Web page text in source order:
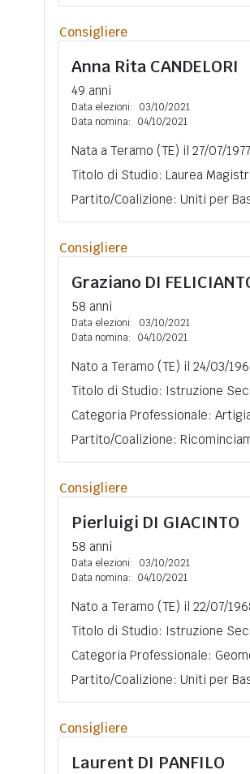
Consigliere
Anna Rita CANDELORI
49 anni
Data elezioni:
03/10/2021
Data nomina:
04/10/2021
Nata a Teramo (TE) il 27/07/1977
Titolo di Studio: Laurea
Partito/Coalizione: Uniti per
Consigliere
Graziano DI
58 anni
Data elezioni:
03/10/2021
Data nomina:
04/10/2021
Nato a Teramo (TE) il 24/03/
Titolo di Studio: Istruzione
Categoria Professionale:
Partito/Coalizione:
Consigliere
Pierluigi DI GIACINTO
58 anni
Data elezioni:
03/10/2021
Data nomina:
04/10/2021
Nato a Teramo (TE) il 22/07/
Titolo di Studio: Istruzione
Categoria Professionale:
Partito/Coalizione: Uniti per
Consigliere
Laurent DI PANFILO